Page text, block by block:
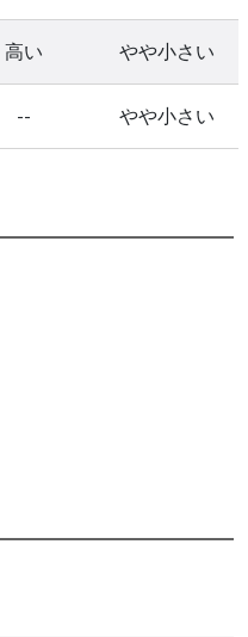
高い やや小さい
-- やや小さい